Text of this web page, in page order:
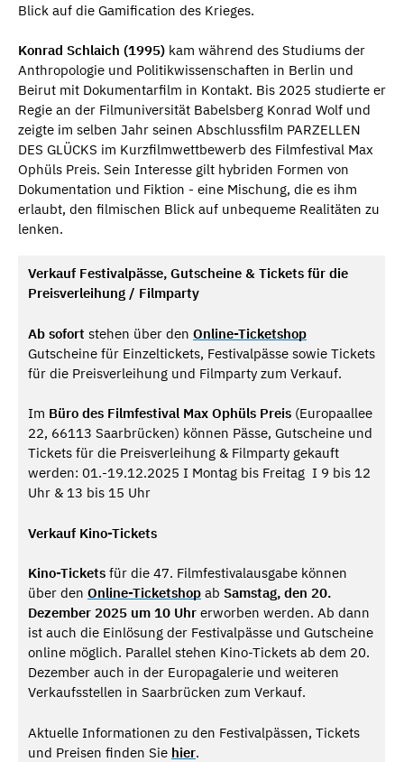
Blick auf die Gamification des Krieges.
Konrad Schlaich (1995) kam während des Studiums der
Anthropologie und Politikwissenschaften in Berlin und
Beirut mit Dokumentarfilm in Kontakt. Bis 2025 studierte er
Regie an der Filmuniversität Babelsberg Konrad Wolf und
zeigte im selben Jahr seinen Abschlussfilm PARZELLEN
DES GLÜCKS im Kurzfilmwettbewerb des Filmfestival Max
Ophüls Preis. Sein Interesse gilt hybriden Formen von
Dokumentation und Fiktion - eine Mischung, die es ihm
erlaubt, den filmischen Blick auf unbequeme Realitäten zu
lenken.
Verkauf Festivalpässe, Gutscheine & Tickets für die
Preisverleihung / Filmparty
Ab sofort stehen über den Online-Ticketshop
Gutscheine für Einzeltickets, Festivalpässe sowie Tickets
für die Preisverleihung und Filmparty zum Verkauf.
Im Büro des Filmfestival Max Ophüls Preis (Europaallee
22, 66113 Saarbrücken) können Pässe, Gutscheine und
Tickets für die Preisverleihung & Filmparty gekauft
werden: 01.-19.12.2025 I Montag bis Freitag I 9 bis 12
Uhr & 13 bis 15 Uhr
Verkauf Kino-Tickets
Kino-Tickets für die 47. Filmfestivalausgabe können
über den Online-Ticketshop ab Samstag, den 20.
Dezember 2025 um 10 Uhr erworben werden. Ab dann
ist auch die Einlösung der Festivalpässe und Gutscheine
online möglich. Parallel stehen Kino-Tickets ab dem 20.
Dezember auch in der Europagalerie und weiteren
Verkaufsstellen in Saarbrücken zum Verkauf.
Aktuelle Informationen zu den Festivalpässen, Tickets
und Preisen finden Sie hier.